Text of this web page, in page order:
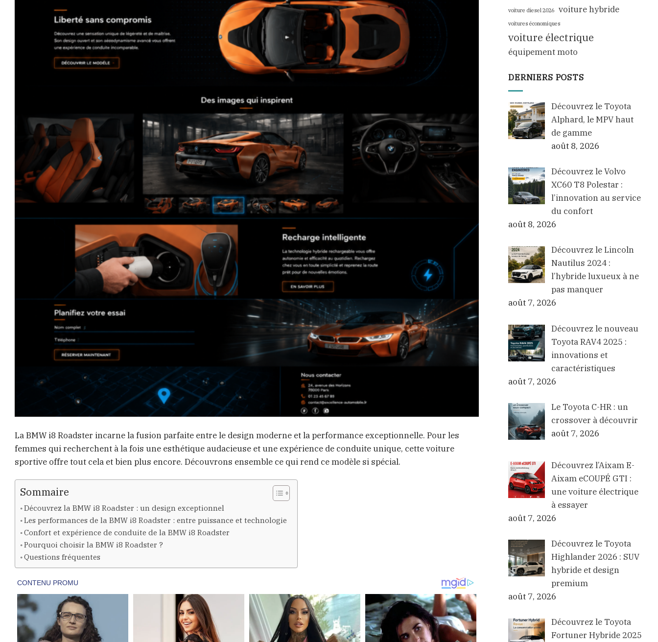
La BMW i8 Roadster incarne la fusion parfaite entre le design moderne et la performance exceptionnelle. Pour les
femmes qui recherchent à la fois une esthétique audacieuse et une expérience de conduite unique, cette voiture
sportive offre tout cela et bien plus encore. Découvrons ensemble ce qui rend ce modèle si spécial.
Sommaire
Découvrez la BMW i8 Roadster : un design exceptionnel
Les performances de la BMW i8 Roadster : entre puissance et technologie
Confort et expérience de conduite de la BMW i8 Roadster
Pourquoi choisir la BMW i8 Roadster ?
Questions fréquentes
voiture diesel 2026 voiture hybride
voitures économiques
voiture électrique
équipement moto
DERNIERS POSTS
Découvrez le Toyota
Alphard, le MPV haut
de gamme
août 8, 2026
Découvrez le Volvo
XC60 T8 Polestar :
l’innovation au service
du confort
août 8, 2026
Découvrez le Lincoln
Nautilus 2024 :
l’hybride luxueux à ne
pas manquer
août 7, 2026
Découvrez le nouveau
Toyota RAV4 2025 :
innovations et
caractéristiques
août 7, 2026
Le Toyota C-HR : un
crossover à découvrir
août 7, 2026
Découvrez l’Aixam E-
Aixam eCOUPÉ GTI :
une voiture électrique
à essayer
août 7, 2026
Découvrez le Toyota
Highlander 2026 : SUV
hybride et design
premium
août 7, 2026
Découvrez le Toyota
Fortuner Hybride 2025